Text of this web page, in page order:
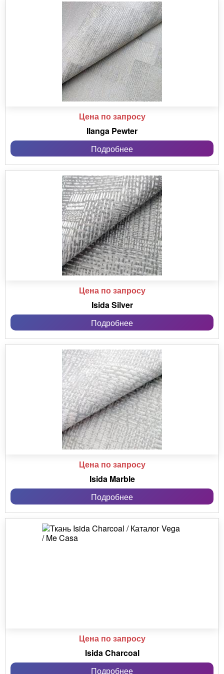
Цена по запросу
Ilanga Pewter
Подробнее
Цена по запросу
Isida Silver
Подробнее
Цена по запросу
Isida Marble
Подробнее
Цена по запросу
Isida Charcoal
Подробнее